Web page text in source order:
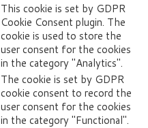
This cookie is set by GDPR
Cookie Consent plugin. The
cookie is used to store the
user consent for the cookies
in the category "Analytics".
The cookie is set by GDPR
cookie consent to record the
user consent for the cookies
in the category "Functional".